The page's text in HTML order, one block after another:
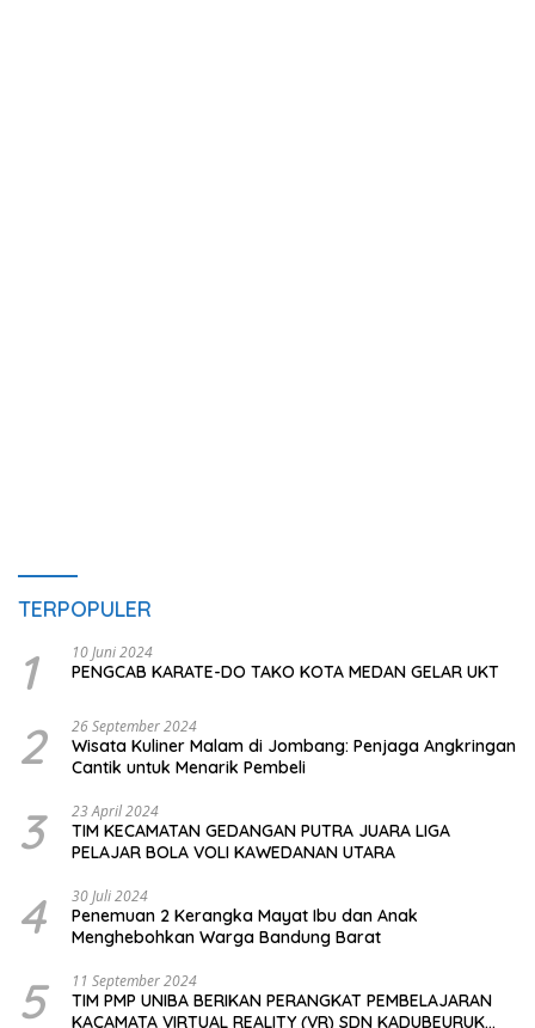
TERPOPULER
1 10 Juni 2024
PENGCAB KARATE-DO TAKO KOTA MEDAN GELAR UKT
2 26 September 2024
Wisata Kuliner Malam di Jombang: Penjaga Angkringan
Cantik untuk Menarik Pembeli
3 23 April 2024
TIM KECAMATAN GEDANGAN PUTRA JUARA LIGA
PELAJAR BOLA VOLI KAWEDANAN UTARA
4 30 Juli 2024
Penemuan 2 Kerangka Mayat Ibu dan Anak
Menghebohkan Warga Bandung Barat
5 11 September 2024
TIM PMP UNIBA BERIKAN PERANGKAT PEMBELAJARAN
KACAMATA VIRTUAL REALITY (VR) SDN KADUBEURUK